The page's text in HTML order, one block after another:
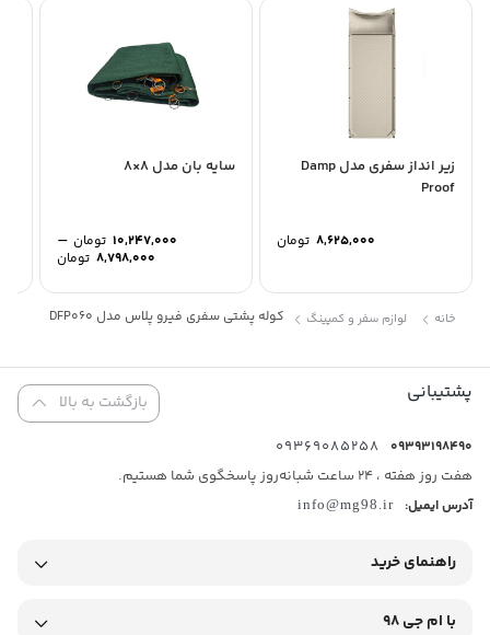
زیر انداز سفری مدل Damp
Proof
8,625,000 تومان
سایه بان مدل 8×8
10,247,000 تومان –
8,798,000 تومانPrice
range:
10,247,000 خانه لوازم سفر و کمپینگ کوله پشتی سفری فیرو پلاس مدل DFP060
بازگشت به بالا پشتیبانی
09393198490
09369085258
هفت روز هفته ، 24 ساعت شبانه‌روز پاسخگوی شما هستیم.
آدرس ایمیل: info@mg98.ir
راهنمای خرید
با ام جی 98